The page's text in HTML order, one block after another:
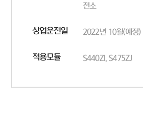
전소
상업운전일 2022년 10월(예정)
적용모듈 S440ZI, S475ZJ